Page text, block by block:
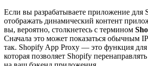
Если вы разрабатываете приложение для
отображать динамический контент
вы, вероятно, столкнетесь с термином
Сначала это может показаться обычным
так. Shopify App Proxy — это функция для
которая позволяет Shopify